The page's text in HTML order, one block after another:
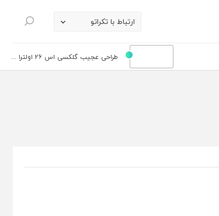
ارتباط با تکراتو
جستجو
طراحی عجیب گلکسی اس 26 اولترا ...